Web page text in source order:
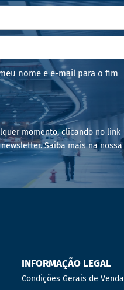
nome e e-mail para o fim
momento, clicando no link
Saiba mais na nossa
INFORMAÇÃO LEGAL
Condições Gerais de Venda